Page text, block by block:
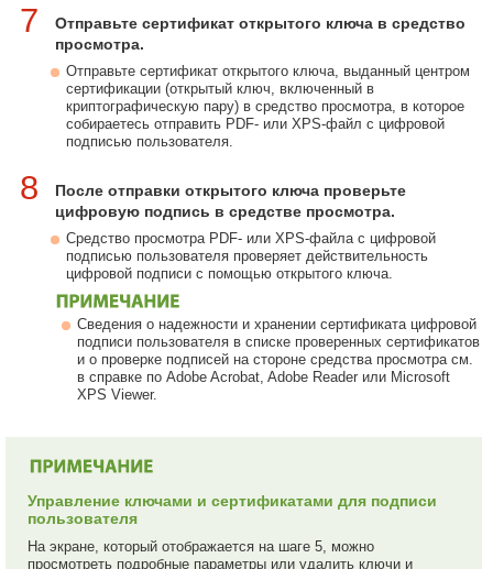
7
Отправьте сертификат открытого ключа в средство
просмотра.
Отправьте сертификат открытого ключа, выданный центром
сертификации (открытый ключ, включенный в
криптографическую пару) в средство просмотра, в которое
собираетесь отправить PDF- или XPS-файл с цифровой
подписью пользователя.
8
После отправки открытого ключа проверьте
цифровую подпись в средстве просмотра.
Средство просмотра PDF- или XPS-файла с цифровой
подписью пользователя проверяет действительность
цифровой подписи с помощью открытого ключа.
Сведения о надежности и хранении сертификата цифровой
подписи пользователя в списке проверенных сертификатов
и о проверке подписей на стороне средства просмотра см.
в справке по Adobe Acrobat, Adobe Reader или Microsoft
XPS Viewer.
Управление ключами и сертификатами для подписи
пользователя
На экране, который отображается на шаге 5, можно
просмотреть подробные параметры или удалить ключи и